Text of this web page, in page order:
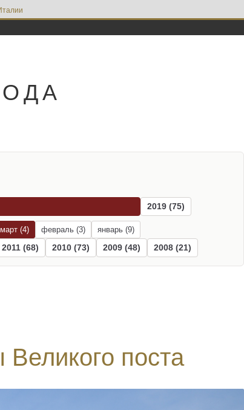
март (4) февраль (3) январь (9)
2019 (75)
2011 (68) 2010 (73) 2009 (48) 2008 (21)
поста